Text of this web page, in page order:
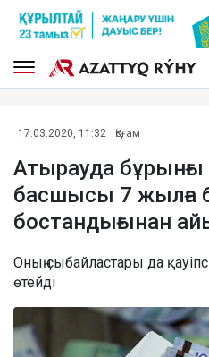
17.03.2020, 11:32 Қоғам
Атырауда
басшысы 7 жылға
бостандығынан
Оның сыбайластары да
өтейді